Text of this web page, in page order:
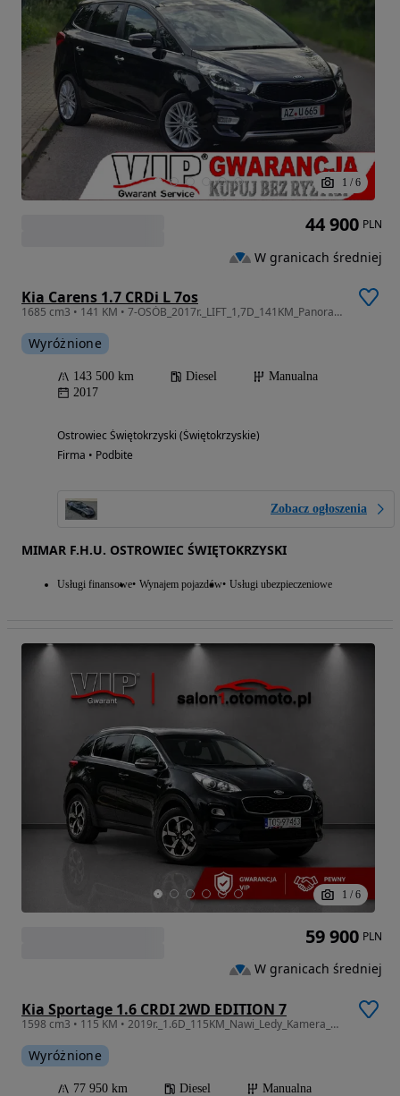
1 / 6
Kia Carens 1.7 CRDi L 7os
1685 cm3 • 141 KM • 7-OSÓB_2017r._LIFT_1,7D_141KM_Panorama_Kamera_Navi_Gwarancja_12m.
Wyróżnione
143 500 km Diesel
Manualna
2017
Ostrowiec Świętokrzyski (Świętokrzyskie)
Firma • Podbite
Zobacz ogłoszenia
MIMAR F.H.U. OSTROWIEC ŚWIĘTOKRZYSKI
Usługi finansowe Wynajem pojazdów Usługi ubezpieczeniowe
44 900 PLN
W granicach średniej
1 / 6
Kia Sportage 1.6 CRDI 2WD EDITION 7
1598 cm3 • 115 KM • 2019r._1.6D_115KM_Nawi_Ledy_Kamera_Gwarancja_12m.
Wyróżnione
77 950 km Diesel
Manualna
59 900 PLN
W granicach średniej